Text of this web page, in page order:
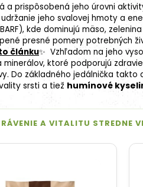
prispôsobená jeho úrovni
jeho svalovej hmoty a
BARF), kde dominujú mäso,
presné pomery potrebných
článku✨ Vzhľadom na jeho
ktoré podporujú
Do základného jedálnička takto
srsti a tiež humínové